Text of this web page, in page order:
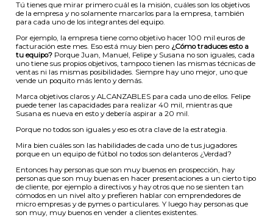
Tú tienes que mirar primero cuál es la misión, cuáles son los objetivos
de la empresa y no solamente marcarlos para la empresa, también
para cada uno de los integrantes del equipo.
Por ejemplo, la empresa tiene como objetivo hacer 100 mil euros de
facturación este mes. Eso está muy bien pero ¿Cómo traduces esto a
tu equipo? Porque Juan, Manuel, Felipe y Susana no son iguales, cada
uno tiene sus propios objetivos, tampoco tienen las mismas técnicas de
ventas ni las mismas posibilidades. Siempre hay uno mejor, uno que
vende un poquito más lento y demás.
Marca objetivos claros y ALCANZABLES para cada uno de ellos. Felipe
puede tener las capacidades para realizar 40 mil, mientras que
Susana es nueva en esto y debería aspirar a 20 mil.
Porque no todos son iguales y eso es otra clave de la estrategia.
Mira bien cuáles son las habilidades de cada uno de tus jugadores
porque en un equipo de fútbol no todos son delanteros ¿Verdad?
Entonces hay personas que son muy buenos en prospección, hay
personas que son muy buenas en hacer presentaciones a un cierto tipo
de cliente, por ejemplo a directivos y hay otros que no se sienten tan
cómodos en un nivel alto y prefieren hablar con emprendedores de
micro empresas y de pymes o particulares. Y luego hay personas que
son muy, muy buenos en vender a clientes existentes.